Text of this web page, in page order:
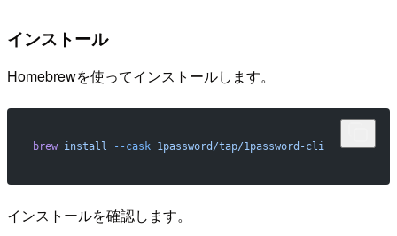
インストール
Homebrewを使ってインストールします。
brew install --cask 1password/tap/1password-cli
インストールを確認します。